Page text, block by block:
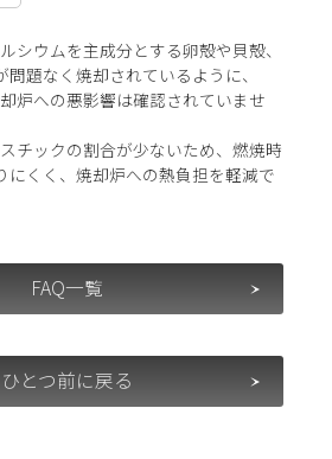
シウムを主成分とする卵殻や貝殻、
題なく焼却されているように、
炉への悪影響は確認されていませ
チックの割合が少ないため、燃焼時
にくく、焼却炉への熱負担を軽減で
FAQ一覧
ひとつ前に戻る